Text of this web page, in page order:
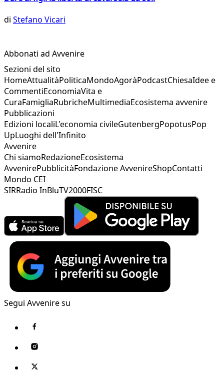
di Stefano Vicari
Abbonati ad Avvenire
Sezioni del sito
HomeAttualitàPoliticaMondoAgoràPodcastChiesaIdee e
CommentiEconomiaVita e
CuraFamigliaRubricheMultimediaEcosistema avvenire
Pubblicazioni
Edizioni localiL'economia civileGutenbergPopotusPop
UpLuoghi dell'Infinito
Avvenire
Chi siamoRedazioneEcosistema
AvvenirePubblicitàFondazione AvvenireShopContatti
Mondo CEI
SIRRadio InBluTV2000FISC
Segui Avvenire su